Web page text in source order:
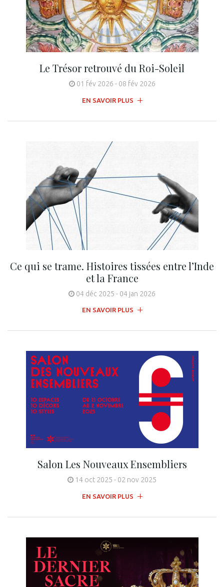
Le Trésor retrouvé du Roi-Soleil
01 fév 2026 - 08 fév 2026
EN SAVOIR PLUS
Ce qui se trame. Histoires tissées entre l’Inde
et la France
04 déc 2025 - 04 jan 2026
EN SAVOIR PLUS
Salon Les Nouveaux Ensembliers
14 oct 2025 - 02 nov 2025
EN SAVOIR PLUS